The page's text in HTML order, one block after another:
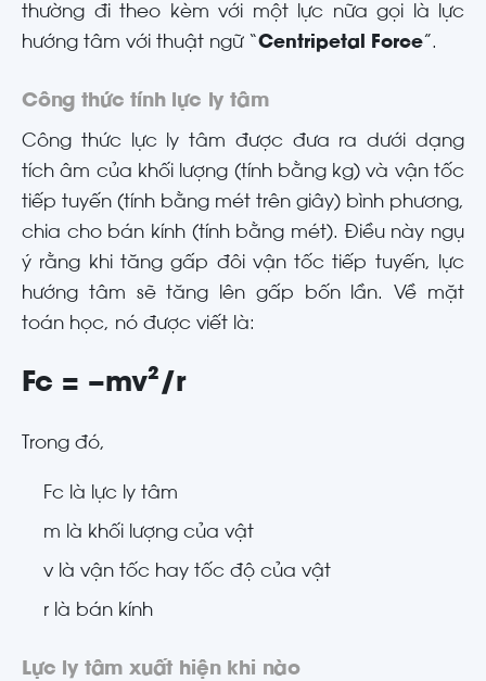
thường đi theo kèm với một lực nữa gọi là lực
hướng tâm với thuật ngữ “ Centripetal Force ”.
Công thức tính lực ly tâm
Công thức lực ly tâm được đưa ra dưới dạng
tích âm của khối lượng (tính bằng kg) và vận tốc
tiếp tuyến (tính bằng mét trên giây) bình phương,
chia cho bán kính (tính bằng mét). Điều này ngụ
ý rằng khi tăng gấp đôi vận tốc tiếp tuyến, lực
hướng tâm sẽ tăng lên gấp bốn lần. Về mặt
toán học, nó được viết là:
Fc = −mv²/r
Trong đó,
Fc là lực ly tâm
m là khối lượng của vật
v là vận tốc hay tốc độ của vật
r là bán kính
Lực ly tâm xuất hiện khi nào